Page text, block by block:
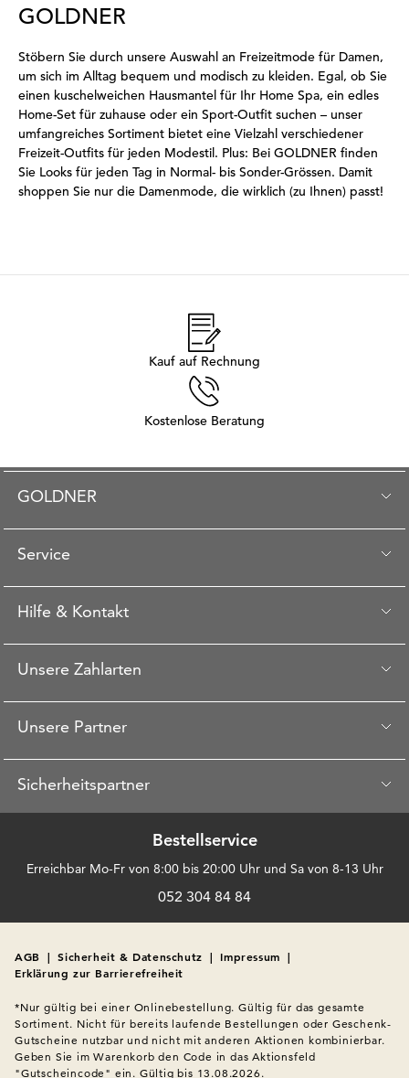
GOLDNER
Stöbern Sie durch unsere Auswahl an Freizeitmode für Damen,
um sich im Alltag bequem und modisch zu kleiden. Egal, ob Sie
einen kuschelweichen Hausmantel für Ihr Home Spa, ein edles
Home-Set für zuhause oder ein Sport-Outfit suchen – unser
umfangreiches Sortiment bietet eine Vielzahl verschiedener
Freizeit-Outfits für jeden Modestil. Plus: Bei GOLDNER finden
Sie Looks für jeden Tag in Normal- bis Sonder-Grössen. Damit
shoppen Sie nur die Damenmode, die wirklich (zu Ihnen) passt!
Kauf auf Rechnung
Kostenlose Beratung
GOLDNER
Service
Hilfe & Kontakt
Unsere Zahlarten
Unsere Partner
Sicherheitspartner
Bestellservice
Erreichbar Mo-Fr von 8:00 bis 20:00 Uhr und Sa von 8-13 Uhr
052 304 84 84
AGB | Sicherheit & Datenschutz | Impressum |
Erklärung zur Barrierefreiheit
*Nur gültig bei einer Onlinebestellung. Gültig für das gesamte
Sortiment. Nicht für bereits laufende Bestellungen oder Geschenk-
Gutscheine nutzbar und nicht mit anderen Aktionen kombinierbar.
Geben Sie im Warenkorb den Code in das Aktionsfeld
"Gutscheincode" ein. Gültig bis 13.08.2026.